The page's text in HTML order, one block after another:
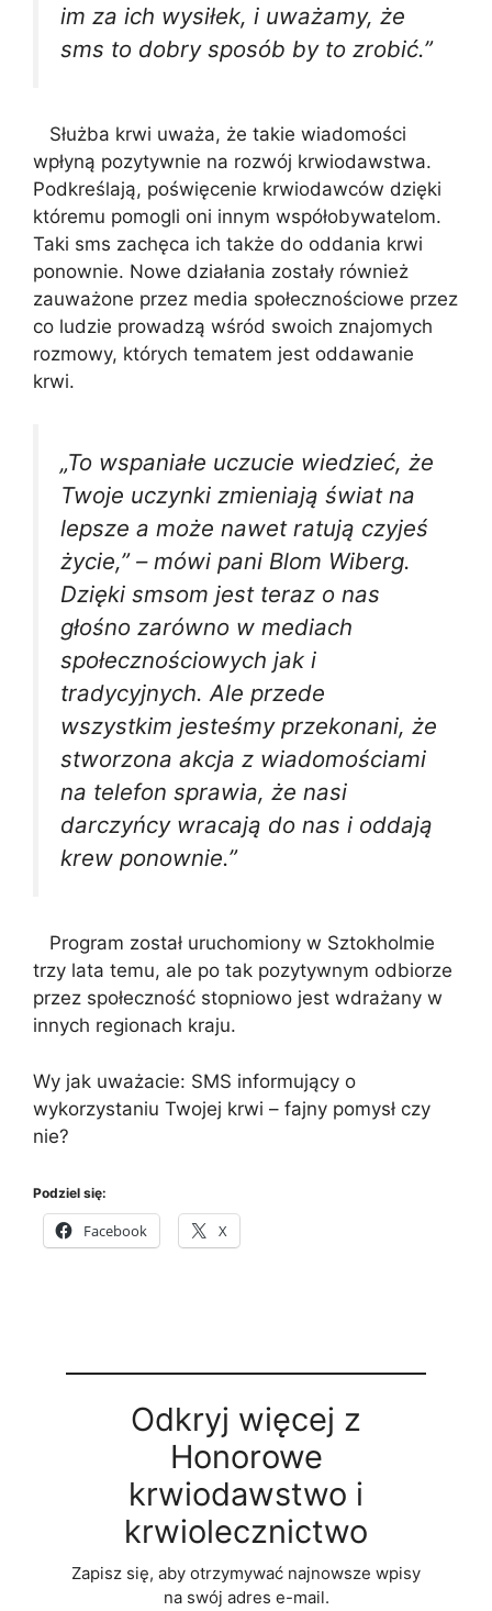
im za ich wysiłek, i uważamy, że
sms to dobry sposób by to zrobić.”
Służba krwi uważa, że takie wiadomości
wpłyną pozytywnie na rozwój krwiodawstwa.
Podkreślają, poświęcenie krwiodawców dzięki
któremu pomogli oni innym współobywatelom.
Taki sms zachęca ich także do oddania krwi
ponownie. Nowe działania zostały również
zauważone przez media społecznościowe przez
co ludzie prowadzą wśród swoich znajomych
rozmowy, których tematem jest oddawanie
krwi.
„To wspaniałe uczucie wiedzieć, że
Twoje uczynki zmieniają świat na
lepsze a może nawet ratują czyjeś
życie,” – mówi pani Blom Wiberg.
Dzięki smsom jest teraz o nas
głośno zarówno w mediach
społecznościowych jak i
tradycyjnych. Ale przede
wszystkim jesteśmy przekonani, że
stworzona akcja z wiadomościami
na telefon sprawia, że nasi
darczyńcy wracają do nas i oddają
krew ponownie.”
Program został uruchomiony w Sztokholmie
trzy lata temu, ale po tak pozytywnym odbiorze
przez społeczność stopniowo jest wdrażany w
innych regionach kraju.
Wy jak uważacie: SMS informujący o
wykorzystaniu Twojej krwi – fajny pomysł czy
nie?
Podziel się:
Facebook X
Odkryj więcej z
Honorowe
krwiodawstwo i
krwiolecznictwo
Zapisz się, aby otrzymywać najnowsze wpisy
na swój adres e-mail.